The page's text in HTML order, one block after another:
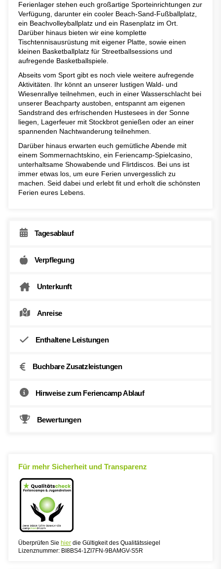
Ferienlager stehen euch großartige Sporteinrichtungen zur
Verfügung, darunter ein cooler Beach-Sand-Fußballplatz,
ein Beachvolleyballplatz und ein Rasenplatz im Ort.
Darüber hinaus bieten wir eine komplette
Tischtennisausrüstung mit eigener Platte, sowie einen
kleinen Basketballplatz für Streetballsessions und
aufregende Basketballspiele.
Abseits vom Sport gibt es noch viele weitere aufregende
Aktivitäten. Ihr könnt an unserer lustigen Wald- und
Wiesenrallye teilnehmen, euch in einer Wasserschlacht bei
unserer Beachparty austoben, entspannt am eigenen
Sandstrand des erfrischenden Hustesees in der Sonne
liegen, Lagerfeuer mit Stockbrot genießen oder an einer
spannenden Nachtwanderung teilnehmen.
Darüber hinaus erwarten euch gemütliche Abende mit
einem Sommernachtskino, ein Feriencamp-Spielcasino,
unterhaltsame Showabende und Flirtdiscos. Bei uns ist
immer etwas los, um eure Ferien unvergesslich zu
machen. Seid dabei und erlebt fit und erholt die schönsten
Ferien eures Lebens.
Tagesablauf
Verpflegung
Unterkunft
Anreise
Enthaltene Leistungen
Buchbare Zusatzleistungen
Hinweise zum Feriencamp Ablauf
Bewertungen
Für mehr Sicherheit und Transparenz
Überprüfen Sie hier die Gültigkeit des Qualitätssiegel
Lizenznummer: BI8BS4-1ZI7FN-9BAMGV-S5R